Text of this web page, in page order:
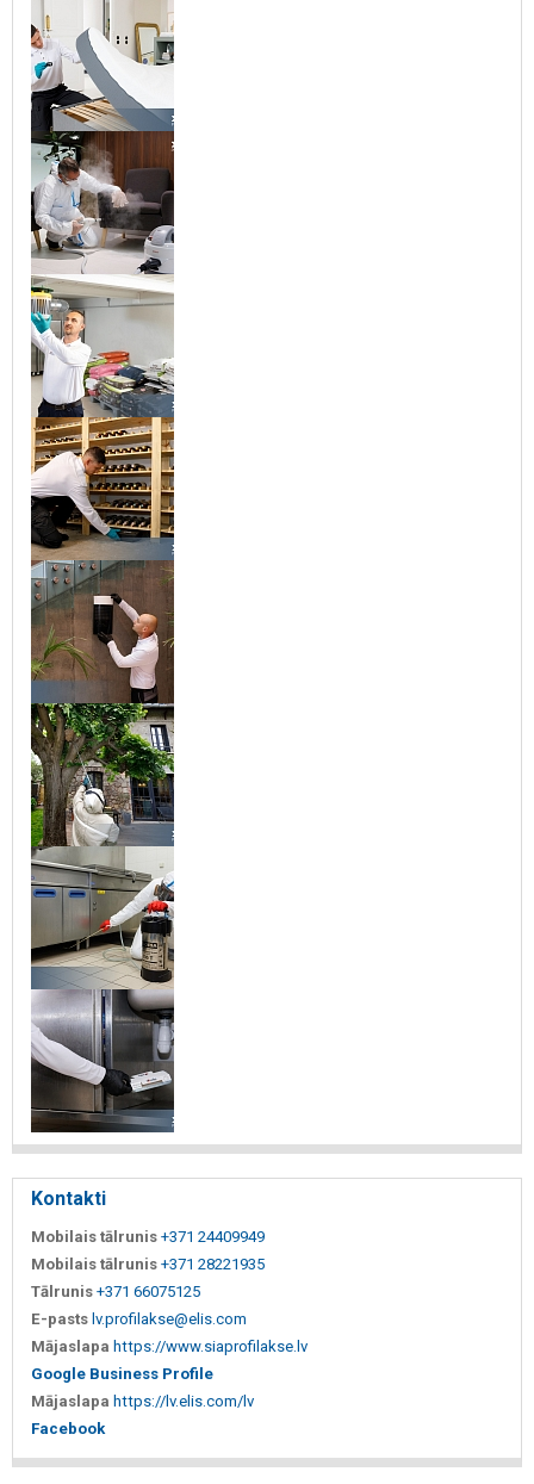
Kontakti
Mobilais tālrunis +371 24409949
Mobilais tālrunis +371 28221935
Tālrunis +371 66075125
E-pasts lv.profilakse@elis.com
Mājaslapa https://www.siaprofilakse.lv
Google Business Profile
Mājaslapa https://lv.elis.com/lv
Facebook